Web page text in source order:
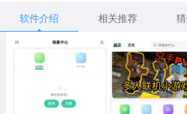
音乐舞蹈
269款应用
2716款应用
1654款应用
游戏助手
515款应用
软件介绍
相关推荐